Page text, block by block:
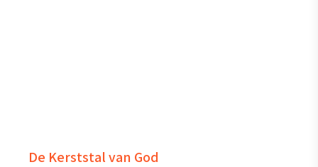
De Kerststal van God